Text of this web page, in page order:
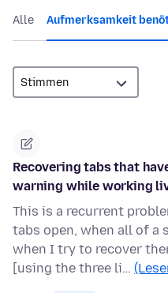
Alle Aufmerksamkeit
Recovering tabs that
warning while working
This is a recurrent
tabs open, when all of a
when I try to recover
[using the three li…